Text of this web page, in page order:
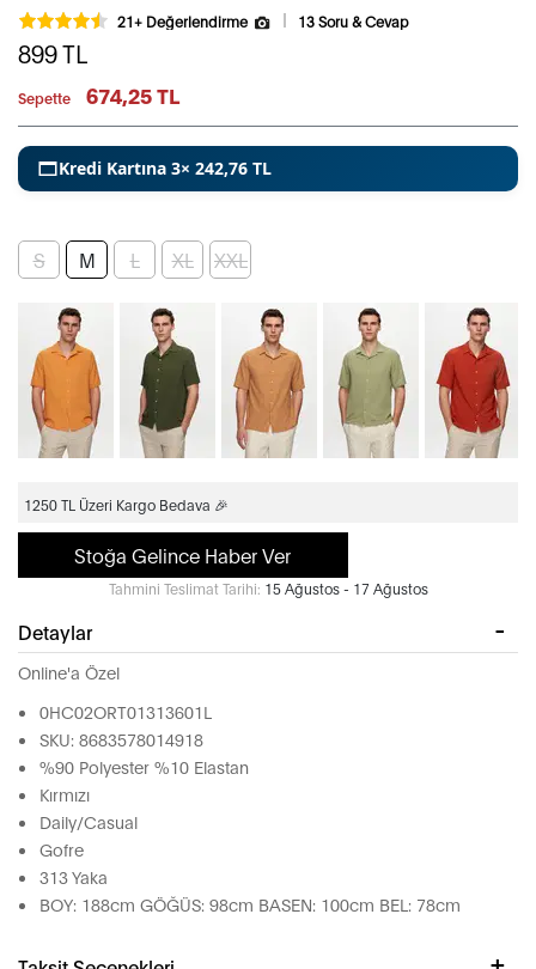
21+ Değerlendirme 13 Soru & Cevap
899TL
Sepette 674,25 TL
Kredi Kartına 3× 242,76 TL
S M L XL XXL
1250 TL Üzeri Kargo Bedava 🎉
Stoğa Gelince Haber Ver
Tahmini Teslimat Tarihi: 15 Ağustos - 17 Ağustos
Detaylar
Online'a Özel
0HC02ORT01313601L
SKU: 8683578014918
%90 Polyester %10 Elastan
Kırmızı
Daily/Casual
Gofre
313 Yaka
BOY: 188cm GÖĞÜS: 98cm BASEN: 100cm BEL: 78cm